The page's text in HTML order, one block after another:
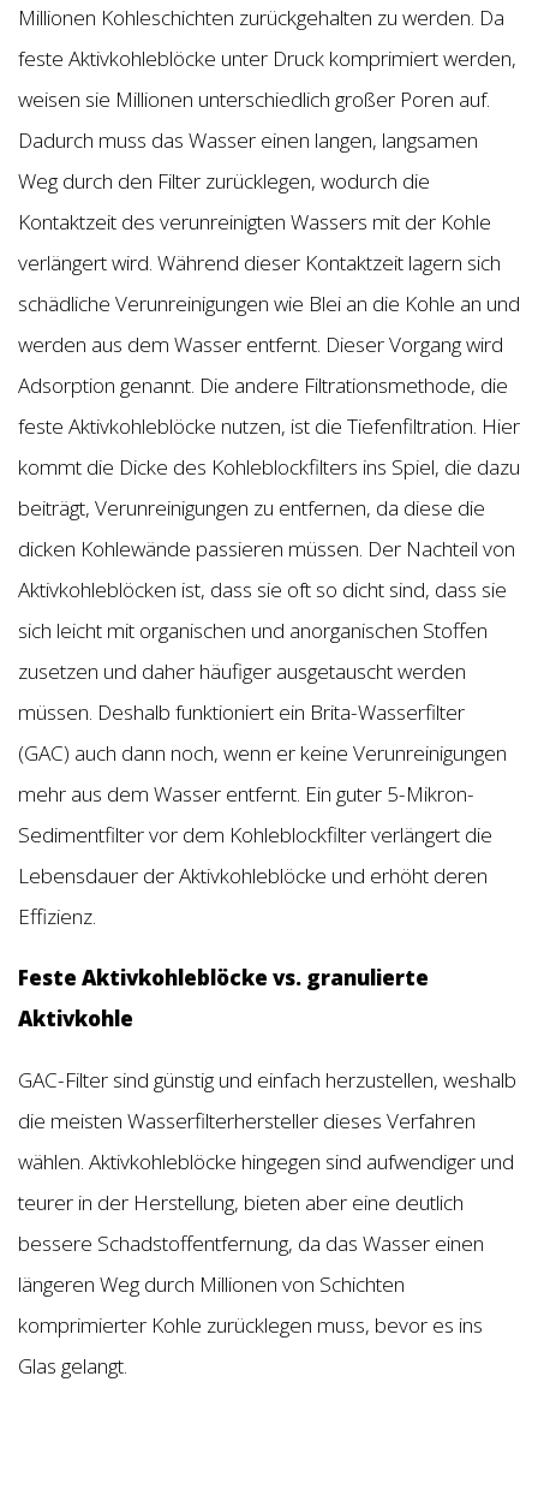
Millionen Kohleschichten zurückgehalten zu werden. Da
feste Aktivkohleblöcke unter Druck komprimiert werden,
weisen sie Millionen unterschiedlich großer Poren auf.
Dadurch muss das Wasser einen langen, langsamen
Weg durch den Filter zurücklegen, wodurch die
Kontaktzeit des verunreinigten Wassers mit der Kohle
verlängert wird. Während dieser Kontaktzeit lagern sich
schädliche Verunreinigungen wie Blei an die Kohle an und
werden aus dem Wasser entfernt. Dieser Vorgang wird
Adsorption genannt. Die andere Filtrationsmethode, die
feste Aktivkohleblöcke nutzen, ist die Tiefenfiltration. Hier
kommt die Dicke des Kohleblockfilters ins Spiel, die dazu
beiträgt, Verunreinigungen zu entfernen, da diese die
dicken Kohlewände passieren müssen. Der Nachteil von
Aktivkohleblöcken ist, dass sie oft so dicht sind, dass sie
sich leicht mit organischen und anorganischen Stoffen
zusetzen und daher häufiger ausgetauscht werden
müssen. Deshalb funktioniert ein Brita-Wasserfilter
(GAC) auch dann noch, wenn er keine Verunreinigungen
mehr aus dem Wasser entfernt. Ein guter 5-Mikron-
Sedimentfilter vor dem Kohleblockfilter verlängert die
Lebensdauer der Aktivkohleblöcke und erhöht deren
Effizienz.
Feste Aktivkohleblöcke vs. granulierte
Aktivkohle
GAC-Filter sind günstig und einfach herzustellen, weshalb
die meisten Wasserfilterhersteller dieses Verfahren
wählen. Aktivkohleblöcke hingegen sind aufwendiger und
teurer in der Herstellung, bieten aber eine deutlich
bessere Schadstoffentfernung, da das Wasser einen
längeren Weg durch Millionen von Schichten
komprimierter Kohle zurücklegen muss, bevor es ins
Glas gelangt.